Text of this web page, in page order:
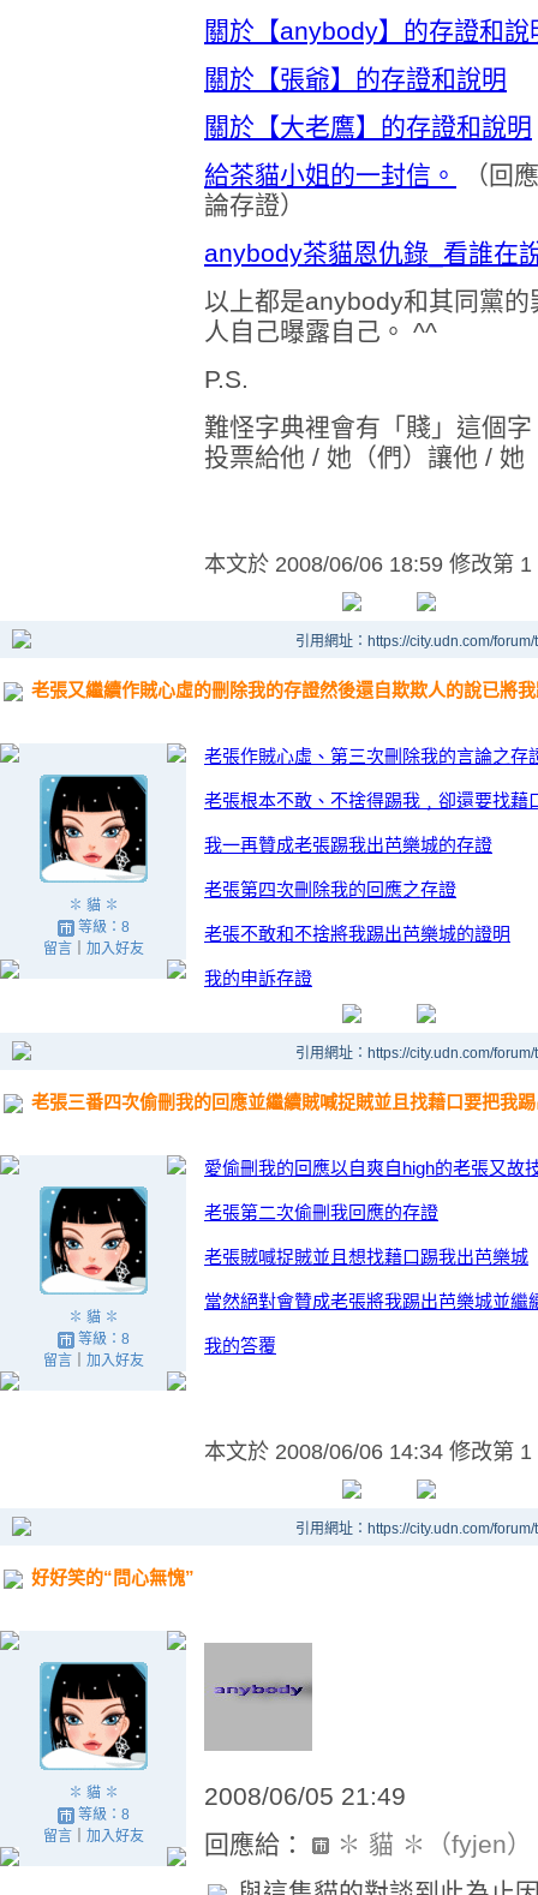
關於【anybody】的存證和說
關於【張爺】的存證和說明
關於【大老鷹】的存證和說明
給茶貓小姐的一封信。
（回
論存證）
anybody茶貓恩仇錄_看誰在
以上都是anybody和其同黨
人自己曝露自己。 ^^
P.S.
難怪字典裡會有「賤」這個
投票給他 / 她（們）讓他 / 她
本文於 2008/06/06 18:59 修改第 1
引用網址：https://city.udn.com/
老張又繼續作賊心虛的刪除我的存證然後還自欺欺人的說已將
✽ 貓 ✽
等級：8
留言｜ 加入好友
老張作賊心虛、第三次刪除我的言論之存
老張根本不敢、不捨得踢我﹐卻還要找藉
我一再贊成老張踢我出芭樂城的存證
老張第四次刪除我的回應之存證
老張不敢和不捨將我踢出芭樂城的證明
我的申訴存證
引用網址：https://city.udn.com/
老張三番四次偷刪我的回應並繼續賊喊捉賊並且找藉口要把我
✽ 貓 ✽
等級：8
留言｜ 加入好友
愛偷刪我的回應以自爽自high的老張又故
老張第二次偷刪我回應的存證
老張賊喊捉賊並且想找藉口踢我出芭樂城
當然絕對會贊成老張將我踢出芭樂城並繼
我的答覆
本文於 2008/06/06 14:34 修改第 1
引用網址：https://city.udn.com/
好好笑的“問心無愧”
✽ 貓 ✽
等級：8
留言｜ 加入好友
2008/06/05 21:49
回應給：
✽ 貓 ✽（fyjen）